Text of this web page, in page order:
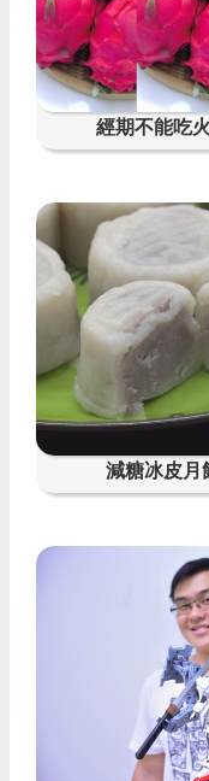
經期不能吃
減糖冰皮